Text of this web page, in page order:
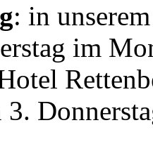
: in
im
3.